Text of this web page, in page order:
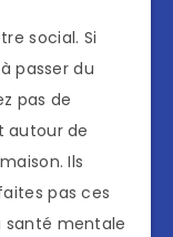
social. Si
passer du
pas de
autour de
Ils
pas ces
santé mentale